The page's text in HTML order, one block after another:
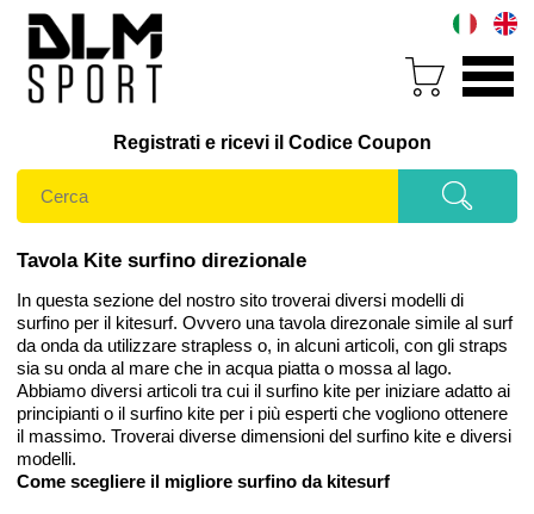
Registrati e ricevi il Codice Coupon
Tavola Kite surfino direzionale
In questa sezione del nostro sito troverai diversi modelli di
surfino per il kitesurf. Ovvero una tavola direzonale simile al surf
da onda da utilizzare strapless o, in alcuni articoli, con gli straps
sia su onda al mare che in acqua piatta o mossa al lago.
Abbiamo diversi articoli tra cui il surfino kite per iniziare adatto ai
principianti o il surfino kite per i più esperti che vogliono ottenere
il massimo. Troverai diverse dimensioni del surfino kite e diversi
modelli.
Come scegliere il migliore surfino da kitesurf